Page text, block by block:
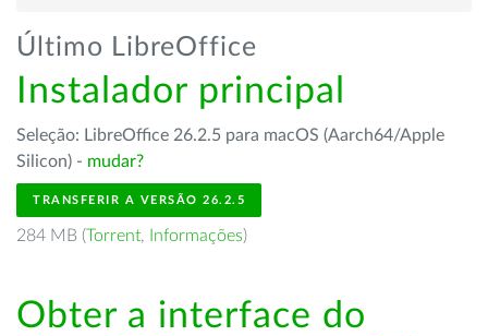
Último LibreOffice
Instalador principal
Seleção: LibreOffice 26.2.5 para macOS (Aarch64/Apple
Silicon) - mudar?
TRANSFERIR A VERSÃO 26.2.5
284 MB (Torrent, Informações)
Obter a interface do